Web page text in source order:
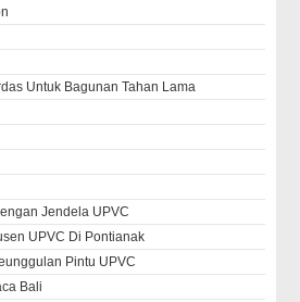
Untuk Bagunan Tahan Lama
Jendela UPVC
UPVC Di Pontianak
Pintu UPVC
Bali